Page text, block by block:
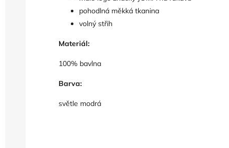
pohodlná měkká tkanina
volný střih
Materiál:
100% bavlna
Barva:
světle modrá